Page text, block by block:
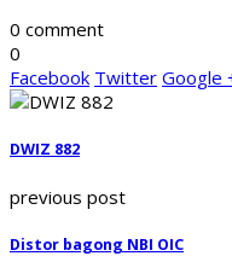
0 comment
0
Facebook Twitter Google
DWIZ 882
previous post
Distor bagong NBI OIC